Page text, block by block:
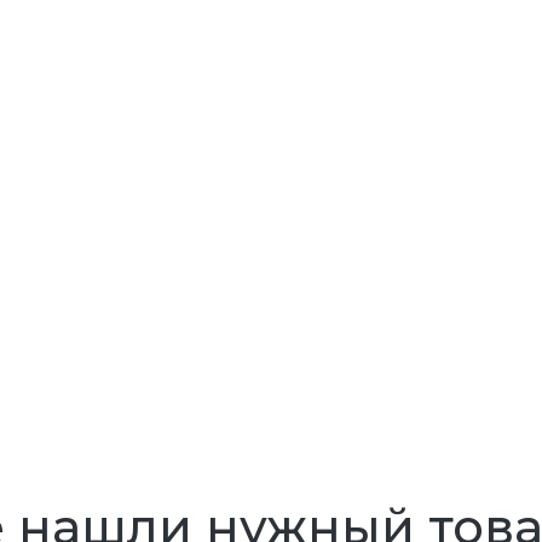
нашли нужный